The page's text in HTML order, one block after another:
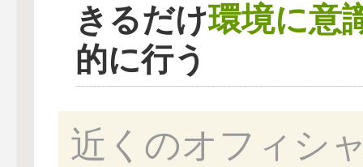
きるだけ環境に意
的に行う
近くのオフィシ